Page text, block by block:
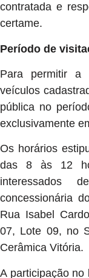
contratada e
certame.
Período de
Para permitir a
veículos
pública no
exclusivamente
Os horários
das 8 às 12
interessados
concessionária
Rua Isabel
07, Lote 09, no
Cerâmica Vitória.
A participação no